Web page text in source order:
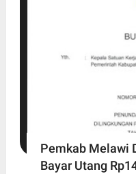
Pemkab Melawi
Bayar Utang